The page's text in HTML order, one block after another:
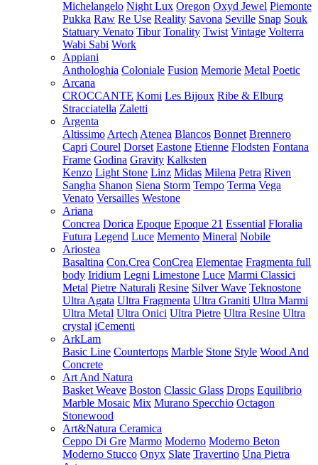
Michelangelo Night Lux Oregon Oxyd Jewel Piemonte
Pukka Raw Re Use Reality Savona Seville Snap Souk
Statuary Venato Tibur Tonality Twist Vintage Volterra
Wabi Sabi Work
Appiani
Anthologhia Coloniale Fusion Memorie Metal Poetic
Arcana
CROCCANTE Komi Les Bijoux Ribe & Elburg
Stracciatella Zaletti
Argenta
Altissimo Artech Atenea Blancos Bonnet Brennero
Capri Courel Dorset Eastone Etienne Flodsten Fontana
Frame Godina Gravity Kalksten
Kenzo Light Stone Linz Midas Milena Petra Riven
Sangha Shanon Siena Storm Tempo Terma Vega
Venato Versailles Westone
Ariana
Concrea Dorica Epoque Epoque 21 Essential Floralia
Futura Legend Luce Memento Mineral Nobile
Ariostea
Basaltina Con.Crea ConCrea Elementae Fragmenta full
body Iridium Legni Limestone Luce Marmi Classici
Metal Pietre Naturali Resine Silver Wave Teknostone
Ultra Agata Ultra Fragmenta Ultra Graniti Ultra Marmi
Ultra Metal Ultra Onici Ultra Pietre Ultra Resine Ultra
crystal iCementi
ArkLam
Basic Line Countertops Marble Stone Style Wood And
Concrete
Art And Natura
Basket Weave Boston Classic Glass Drops Equilibrio
Marble Mosaic Mix Murano Specchio Octagon
Stonewood
Art&Natura Ceramica
Ceppo Di Gre Marmo Moderno Moderno Beton
Moderno Stucco Onyx Slate Travertino Una Pietra